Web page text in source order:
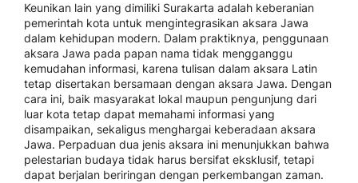
Keunikan lain yang dimiliki Surakarta adalah keberanian
pemerintah kota untuk mengintegrasikan aksara Jawa
dalam kehidupan modern. Dalam praktiknya, penggunaan
aksara Jawa pada papan nama tidak mengganggu
kemudahan informasi, karena tulisan dalam aksara Latin
tetap disertakan bersamaan dengan aksara Jawa. Dengan
cara ini, baik masyarakat lokal maupun pengunjung dari
luar kota tetap dapat memahami informasi yang
disampaikan, sekaligus menghargai keberadaan aksara
Jawa. Perpaduan dua jenis aksara ini menunjukkan bahwa
pelestarian budaya tidak harus bersifat eksklusif, tetapi
dapat berjalan beriringan dengan perkembangan zaman.